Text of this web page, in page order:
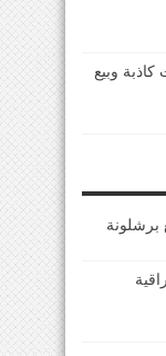
كاذبة وبيع
برشلونة